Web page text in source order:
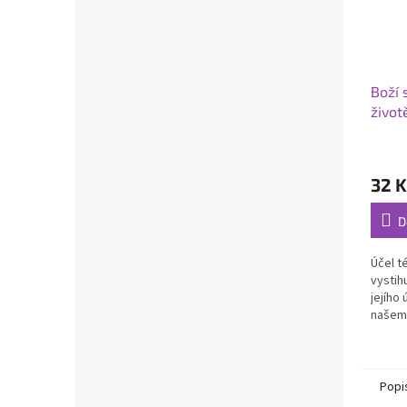
Boží
32
Účel
jejího